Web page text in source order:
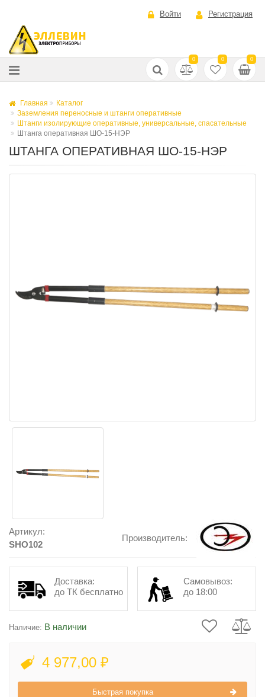
Войти Регистрация
0 0 0
Главная
Каталог
Заземления переносные и штанги оперативные
Штанги изолирующие оперативные, универсальные, спасательные
Штанга оперативная ШО-15-НЭР
ШТАНГА ОПЕРАТИВНАЯ ШО-15-НЭР
Артикул:
SHO102
Производитель:
Доставка:
до ТК бесплатно
Самовывоз:
до 18:00
Наличие: В наличии
4 977,00 ₽
Быстрая покупка